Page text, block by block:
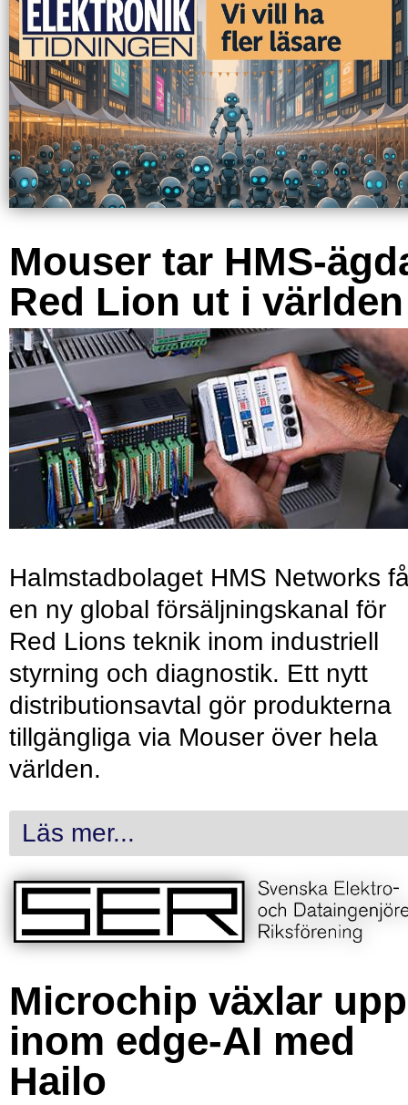
Mouser tar HMS-
Red Lion ut i världen
Halmstadbolaget HMS Networks
en ny global försäljningskanal för
Red Lions teknik inom industriell
styrning och diagnostik. Ett nytt
distributionsavtal gör produkterna
tillgängliga via Mouser över hela
världen.
Läs mer...
Microchip växlar upp
inom edge-AI med
Hailo